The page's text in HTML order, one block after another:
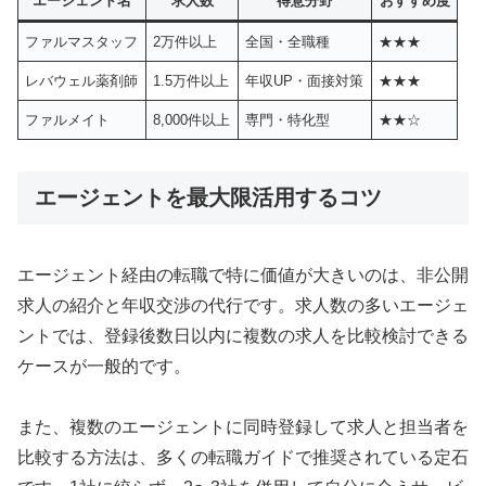
ファルマスタッフ 2万件以上 全国・全職種 ★★★
レバウェル薬剤師 1.5万件以上 年収UP・面接対策 ★★★
ファルメイト 8,000件以上 専門・特化型 ★★☆
エージェントを最大限活用するコツ
エージェント経由の転職で特に価値が大きいのは、非公開
求人の紹介と年収交渉の代行です。求人数の多いエージェ
ントでは、登録後数日以内に複数の求人を比較検討できる
ケースが一般的です。
また、複数のエージェントに同時登録して求人と担当者を
比較する方法は、多くの転職ガイドで推奨されている定石